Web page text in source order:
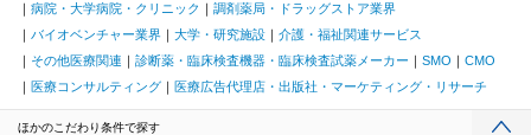
病院・大学病院・クリニック
調剤薬局・ドラッグストア業界
バイオベンチャー業界
大学・研究施設
介護・福祉関連サービス
その他医療関連
診断薬・臨床検査機器・臨床検査試薬メーカー SMO
CMO
医療コンサルティング
医療広告代理店・出版社・マーケティング・リサーチ
ほかのこだわり条件で探す